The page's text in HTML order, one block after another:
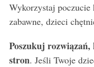
Wykorzystaj poczucie
zabawne, dzieci
Poszukuj
stron. Jeśli Twoje